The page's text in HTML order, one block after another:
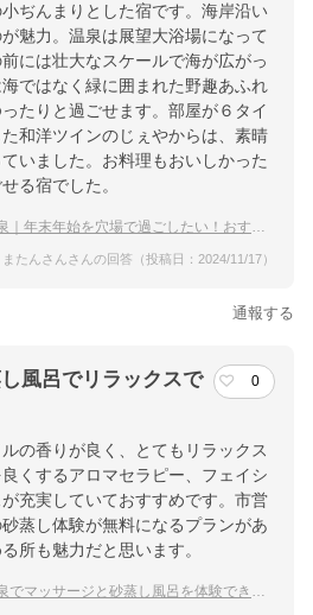
ぢんまりとした宿です。海岸沿い
魅力。温泉は展望大浴場になって
には壮大なスケールで海が広がっ
ではなく緑に囲まれた野趣あふれ
たりと過ごせます。部屋が６タイ
和洋ツインのじぇやからは、素晴
いました。お料理もおいしかった
る宿でした。
年末年始を穴場で過ごしたい！おすすめの宿は？
またんさんさんの回答（投稿日：2024/11/17）
通報する
風呂でリラックスで
0
の香りが良く、とてもリラックス
くするアロマセラピー、フェイシ
充実していておすすめです。市営
蒸し体験が無料になるプランがあ
所も魅力だと思います。
ッサージと砂蒸し風呂を体験できる宿のおすすめは？